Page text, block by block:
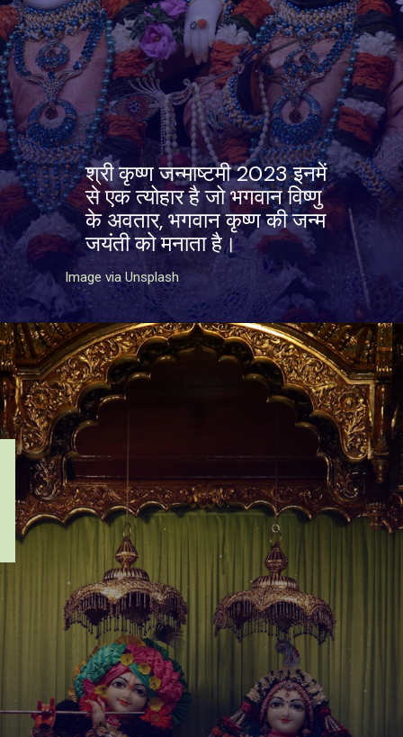
Image via Unsplash
श्री कृष्ण जन्माष्टमी 2023 इनमें
से एक त्योहार है जो भगवान विष्णु
के अवतार, भगवान कृष्ण की जन्म
जयंती को मनाता है।